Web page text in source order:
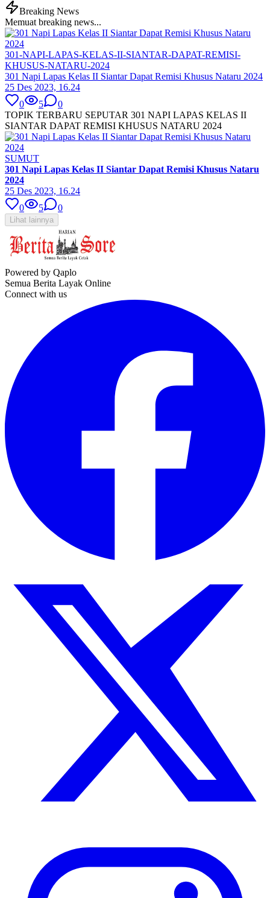
Breaking News
Memuat breaking news...
301-NAPI-LAPAS-KELAS-II-SIANTAR-DAPAT-REMISI-
KHUSUS-NATARU-2024
301 Napi Lapas Kelas II Siantar Dapat Remisi Khusus Nataru 2024
25 Des 2023, 16.24
0
5
0
TOPIK TERBARU SEPUTAR 301 NAPI LAPAS KELAS II
SIANTAR DAPAT REMISI KHUSUS NATARU 2024
SUMUT
301 Napi Lapas Kelas II Siantar Dapat Remisi Khusus Nataru
2024
25 Des 2023, 16.24
0
5 0
Lihat lainnya
Powered by Qaplo
Semua Berita Layak Online
Connect with us